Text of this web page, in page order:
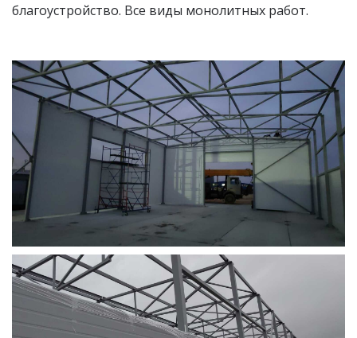
благоустройство. Все виды монолитных работ.